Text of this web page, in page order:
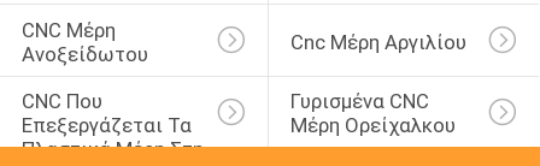
CNC Μέρη
Ανοξείδωτου
Cnc Μέρη Αργιλίου
CNC Που
Επεξεργάζεται Τα
Πλαστικά Μέρη Στη
Γυρισμένα CNC
Μέρη Ορείχαλκου